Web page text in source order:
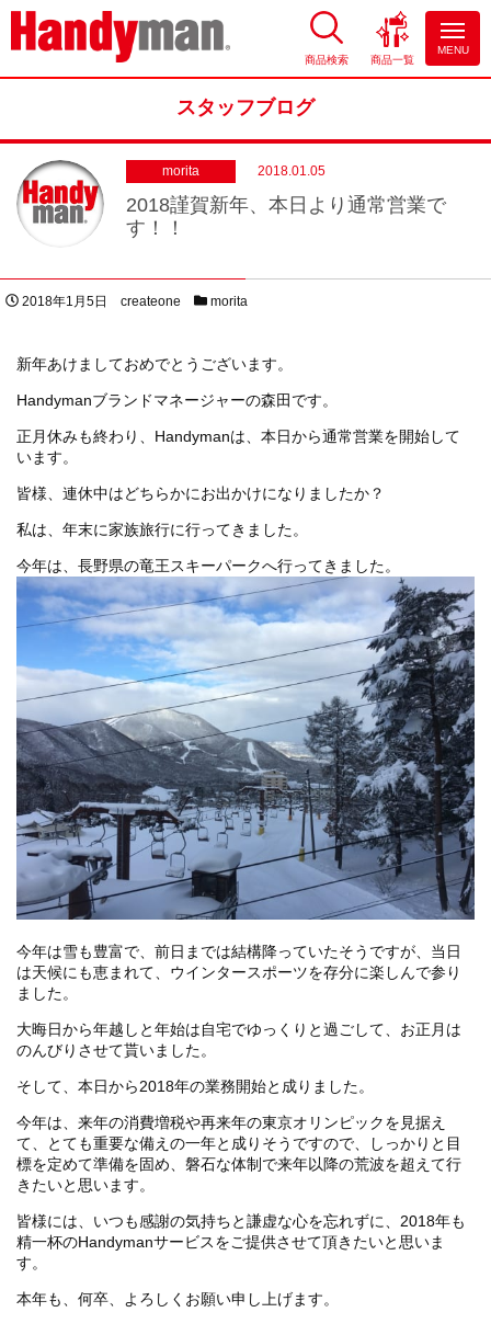
お風呂やキッチンのリフォーム
商品検索 商品一覧
MENU
スタッフブログ
morita 2018.01.05
2018謹賀新年、本日より通常営業で
す！！
投稿日
2018年1月5日 著者
createone スタッフブログカテゴリー
morita
新年あけましておめでとうございます。
Handymanブランドマネージャーの森田です。
正月休みも終わり、Handymanは、本日から通常営業を開始して
います。
皆様、連休中はどちらかにお出かけになりましたか？
私は、年末に家族旅行に行ってきました。
今年は、長野県の竜王スキーパークへ行ってきました。
今年は雪も豊富で、前日までは結構降っていたそうですが、当日
は天候にも恵まれて、ウインタースポーツを存分に楽しんで参り
ました。
大晦日から年越しと年始は自宅でゆっくりと過ごして、お正月は
のんびりさせて貰いました。
そして、本日から2018年の業務開始と成りました。
今年は、来年の消費増税や再来年の東京オリンピックを見据え
て、とても重要な備えの一年と成りそうですので、しっかりと目
標を定めて準備を固め、磐石な体制で来年以降の荒波を超えて行
きたいと思います。
皆様には、いつも感謝の気持ちと謙虚な心を忘れずに、2018年も
精一杯のHandymanサービスをご提供させて頂きたいと思いま
す。
本年も、何卒、よろしくお願い申し上げます。